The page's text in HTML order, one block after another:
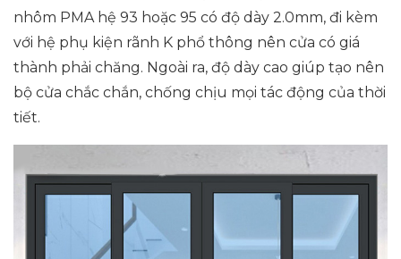
nhôm PMA hệ 93 hoặc 95 có độ dày 2.0mm, đi kèm
với hệ phụ kiện rãnh K phổ thông nên cửa có giá
thành phải chăng. Ngoài ra, độ dày cao giúp tạo nên
bộ cửa chắc chắn, chống chịu mọi tác động của thời
tiết.